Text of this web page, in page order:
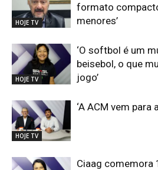
HOJE TV
formato
menores’
HOJE TV
‘O softbol é um
beisebol, o que
jogo’
HOJE TV
‘A ACM vem para
Ciaag comemora